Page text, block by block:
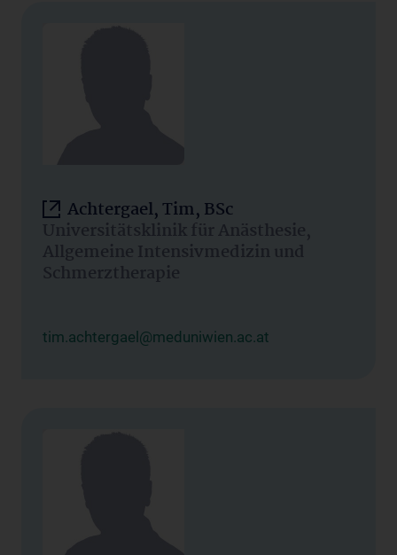
Achtergael, Tim, BSc
Universitätsklinik für Anästhesie,
Allgemeine Intensivmedizin und
Schmerztherapie
tim.achtergael@meduniwien.ac.at